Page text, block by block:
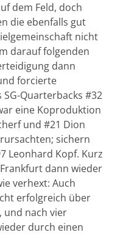
dem Feld, doch
die ebenfalls gut
nicht
darauf folgenden
dann
forcierte
Quarterbacks #32
eine Koproduktion
und #21 Dion
sichern
Leonhard Kopf. Kurz
dann wieder
verhext: Auch
erfolgreich über
und nach vier
durch einen